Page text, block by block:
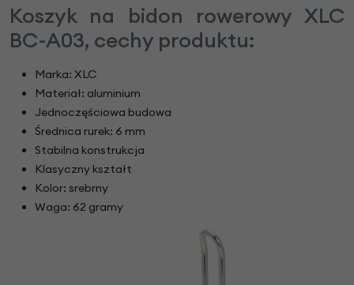
Koszyk na bidon rowerowy XLC
BC-A03, cechy produktu:
Marka: XLC
Materiał: aluminium
Jednoczęściowa budowa
Średnica rurek: 6 mm
Stabilna konstrukcja
Klasyczny kształt
Kolor: srebrny
Waga: 62 gramy